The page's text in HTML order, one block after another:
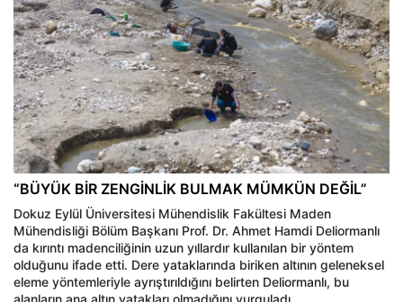
“BÜYÜK BİR ZENGİNLİK BULMAK MÜMKÜN DEĞİL”
Dokuz Eylül Üniversitesi Mühendislik Fakültesi Maden
Mühendisliği Bölüm Başkanı Prof. Dr. Ahmet Hamdi Deliormanlı
da kırıntı madenciliğinin uzun yıllardır kullanılan bir yöntem
olduğunu ifade etti. Dere yataklarında biriken altının geleneksel
eleme yöntemleriyle ayrıştırıldığını belirten Deliormanlı, bu